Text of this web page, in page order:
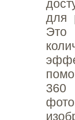
для
Это